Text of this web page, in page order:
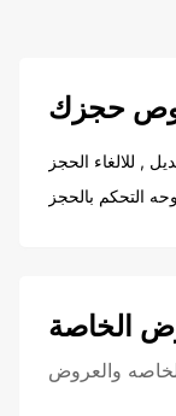
حجزك
, للالغاء الحجز
التحكم بالحجز
الخاصة
والعروض